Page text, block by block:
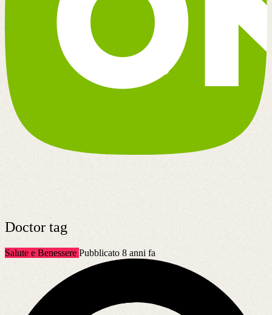
Doctor tag
Salute e Benessere Pubblicato 8 anni fa